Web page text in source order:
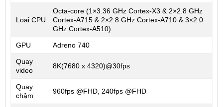
Loại CPU
Octa-core (1×3.36 GHz Cortex-X3 & 2×2.8 GHz
Cortex-A715 & 2×2.8 GHz Cortex-A710 & 3×2.0
GHz Cortex-A510)
GPU Adreno 740
Quay
video
8K(7680 x 4320)@30fps
Quay
chậm
960fps @FHD, 240fps @FHD